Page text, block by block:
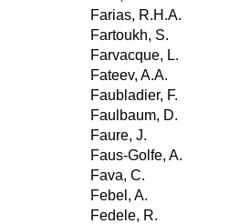
Farias, R.H.A.
Fartoukh, S.
Farvacque, L.
Fateev, A.A.
Faubladier, F.
Faulbaum, D.
Faure, J.
Faus-Golfe, A.
Fava, C.
Febel, A.
Fedele, R.